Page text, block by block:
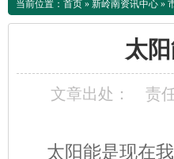
当前位置： 首页 » 新岭南资讯中心 »
太
文章出处： 责
太阳能是现在